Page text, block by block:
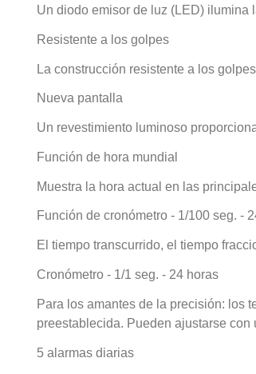
Un diodo emisor de luz (LED) ilumina
Resistente a los golpes
La construcción resistente a los
Nueva pantalla
Un revestimiento luminoso
Función de hora mundial
Muestra la hora actual en las
Función de cronómetro - 1/100 seg. -
El tiempo transcurrido, el tiempo
Cronómetro - 1/1 seg. - 24 horas
Para los amantes de la precisión: los
preestablecida. Pueden ajustarse
5 alarmas diarias